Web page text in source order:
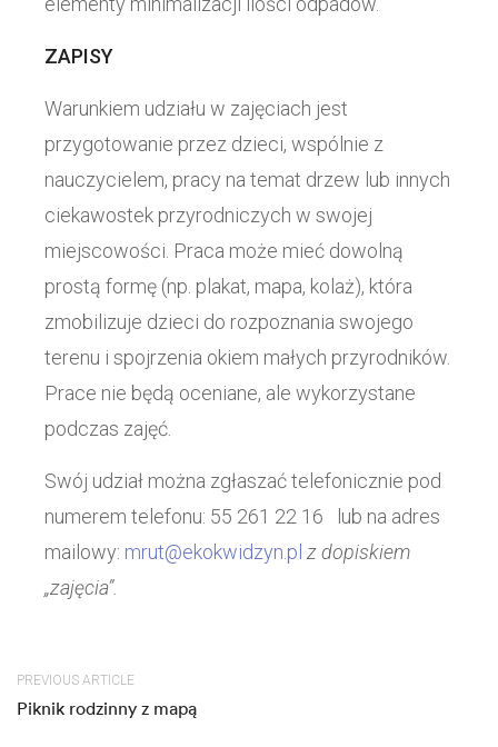
ZAPISY
Warunkiem udziału w zajęciach jest
przygotowanie przez dzieci, wspólnie z
nauczycielem, pracy na temat drzew lub innych
ciekawostek przyrodniczych w swojej
miejscowości. Praca może mieć dowolną
prostą formę (np. plakat, mapa, kolaż), która
zmobilizuje dzieci do rozpoznania swojego
terenu i spojrzenia okiem małych przyrodników.
Prace nie będą oceniane, ale wykorzystane
podczas zajęć.
Swój udział można zgłaszać telefonicznie pod
numerem telefonu: 55 261 22 16 lub na adres
mailowy: mrut@ekokwidzyn.pl z dopiskiem
„zajęcia”.
PREVIOUS ARTICLE
Piknik rodzinny z mapą